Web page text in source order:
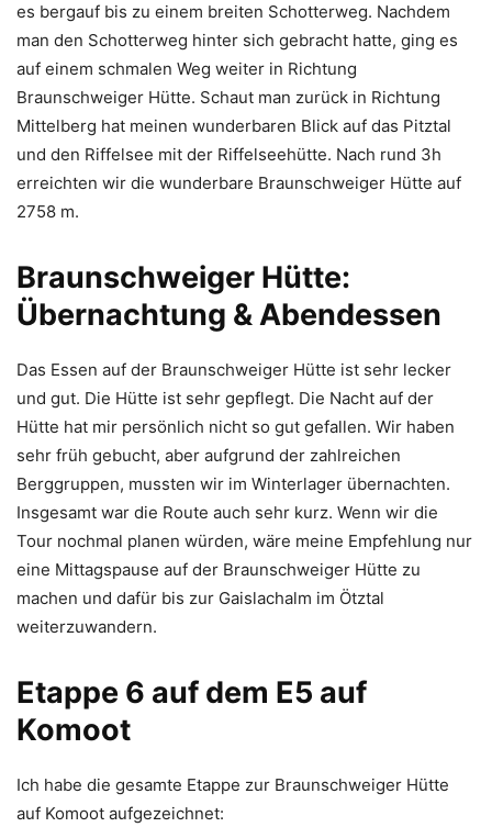
es bergauf bis zu einem breiten Schotterweg. Nachdem
man den Schotterweg hinter sich gebracht hatte, ging es
auf einem schmalen Weg weiter in Richtung
Braunschweiger Hütte. Schaut man zurück in Richtung
Mittelberg hat meinen wunderbaren Blick auf das Pitztal
und den Riffelsee mit der Riffelseehütte. Nach rund 3h
erreichten wir die wunderbare Braunschweiger Hütte auf
2758 m.
Braunschweiger Hütte:
Übernachtung & Abendessen
Das Essen auf der Braunschweiger Hütte ist sehr lecker
und gut. Die Hütte ist sehr gepflegt. Die Nacht auf der
Hütte hat mir persönlich nicht so gut gefallen. Wir haben
sehr früh gebucht, aber aufgrund der zahlreichen
Berggruppen, mussten wir im Winterlager übernachten.
Insgesamt war die Route auch sehr kurz. Wenn wir die
Tour nochmal planen würden, wäre meine Empfehlung nur
eine Mittagspause auf der Braunschweiger Hütte zu
machen und dafür bis zur Gaislachalm im Ötztal
weiterzuwandern.
Etappe 6 auf dem E5 auf
Komoot
Ich habe die gesamte Etappe zur Braunschweiger Hütte
auf Komoot aufgezeichnet: